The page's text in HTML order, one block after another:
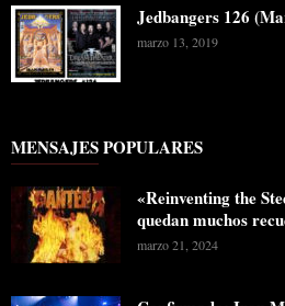
Jedbangers 126
marzo 13, 2019
MENSAJES POPULARES
«Reinventing the
quedan muchos
marzo 21, 2024